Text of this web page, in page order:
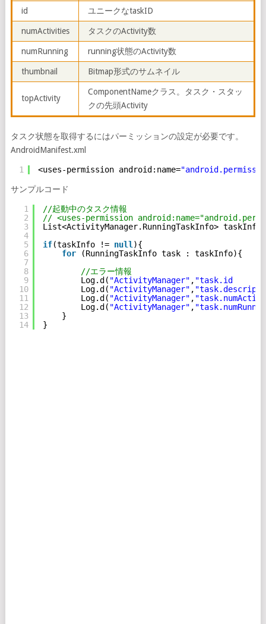
id ユニークなtaskID
numActivities タスクのActivity数
numRunning running状態のActivity数
thumbnail Bitmap形式のサムネイル
topActivity
ComponentNameクラス。タスク・スタッ
クの先頭Activity
タスク状態を取得するにはパーミッションの設定が必要です。
AndroidManifest.xml
1 <uses-permission android:name=
サンプルコード
1
2
3
4
5
6
7
8
9
10
11
12
13
14
//起動中のタスク情報
// <uses-permission
List<ActivityManager.RunningTaskInfo> taskInfo
if(taskInfo != null ){
for
(RunningTaskInfo task : taskInfo){
//エラー情報
Log.d( "ActivityManager" , "task.id
Log.d( "ActivityManager" ,
Log.d( "ActivityManager" ,
Log.d( "ActivityManager" ,
}
}